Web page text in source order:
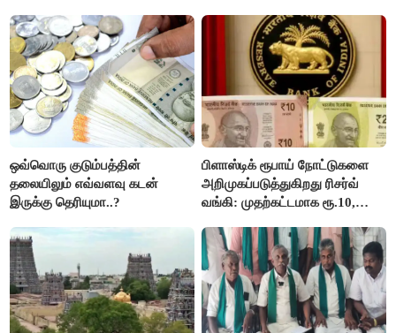
ஒவ்வொரு குடும்பத்தின்
தலையிலும் எவ்வளவு கடன்
இருக்கு தெரியுமா..?
பிளாஸ்டிக் ரூபாய் நோட்டுகளை
அறிமுகப்படுத்துகிறது ரிசர்வ்
வங்கி: முதற்கட்டமாக ரூ.10,